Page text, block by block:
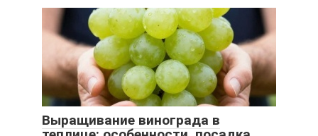
Выращивание винограда в